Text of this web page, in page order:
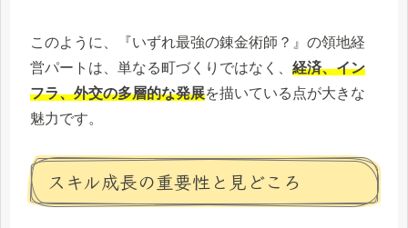
このように、『いずれ最強の錬金術師？』の領地経
営パートは、単なる町づくりではなく、 経済、イン
フラ、外交の多層的な発展を描いている点が大きな
魅力です。
スキル成長の重要性と見どころ